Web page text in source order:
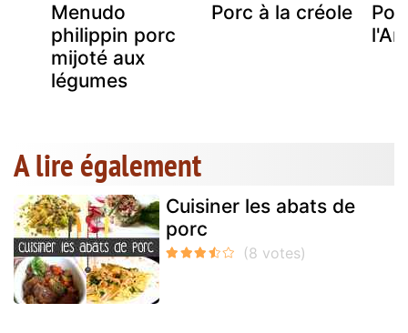
Menudo
philippin porc
mijoté aux
légumes
Porc à la créole
A lire également
Cuisiner les abats de
porc